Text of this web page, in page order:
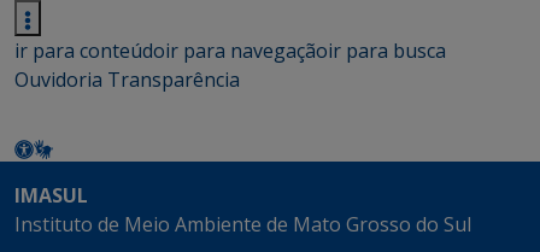
ir para conteúdoir para navegaçãoir para busca
Ouvidoria Transparência
IMASUL
Instituto de Meio Ambiente de Mato Grosso do Sul